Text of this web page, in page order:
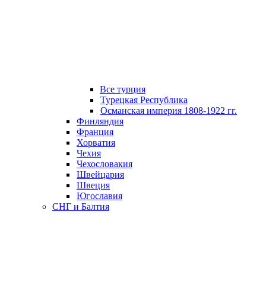
Все турция
Турецкая Республика
Османская империя 1808-1922 гг.
Финляндия
Франция
Хорватия
Чехия
Чехословакия
Швейцария
Швеция
Югославия
СНГ и Балтия